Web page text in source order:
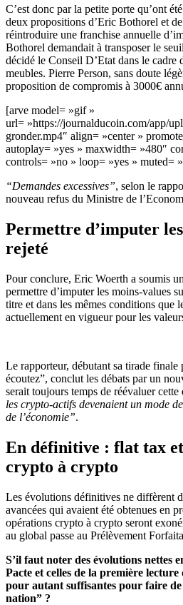
C’est donc par la petite porte qu’ont
deux propositions d’Eric Bothorel et
réintroduire une franchise annuelle
Bothorel demandait à transposer le
décidé le Conseil D’Etat dans le cadre
meubles. Pierre Person, sans doute
proposition de compromis à 3000€
[arve model= »gif »
url= »https://journalducoin.com/app/
gronder.mp4″ align= »center »
autoplay= »yes » maxwidth= »480″
controls= »no » loop= »yes » muted=
“Demandes excessives”, selon le
nouveau refus du Ministre de
Permettre d’imputer
rejeté
Pour conclure, Eric Woerth a soumis
permettre d’imputer les moins-values
titre et dans les mêmes conditions que
actuellement en vigueur pour les
Le rapporteur, débutant sa tirade finale
écoutez”, conclut les débats par un
serait toujours temps de réévaluer
les crypto-actifs devenaient un mode
de l’économie”.
En définitive : flat tax
crypto à crypto
Les évolutions définitives ne diffèrent
avancées qui avaient été obtenues en
opérations crypto à crypto seront
au global passe au Prélèvement
S’il faut noter des évolutions nettes
Pacte et celles de la première
pour autant suffisantes pour faire
nation” ?